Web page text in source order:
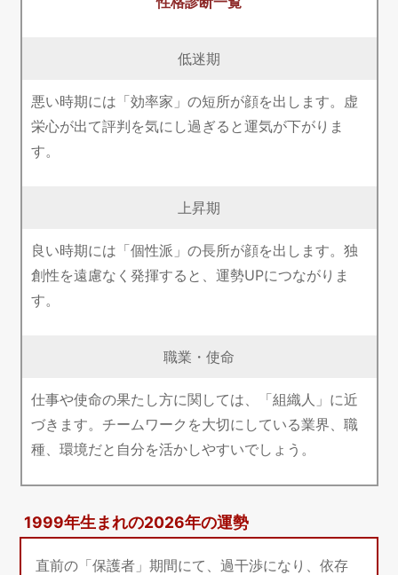
低迷期
悪い時期には「効率家」の短所が顔を出します。虚
栄心が出て評判を気にし過ぎると運気が下がりま
す。
上昇期
良い時期には「個性派」の長所が顔を出します。独
創性を遠慮なく発揮すると、運勢UPにつながりま
す。
職業・使命
仕事や使命の果たし方に関しては、「組織人」に近
づきます。チームワークを大切にしている業界、職
種、環境だと自分を活かしやすいでしょう。
1999年生まれの2026年の運勢
直前の「保護者」期間にて、過干渉になり、依存